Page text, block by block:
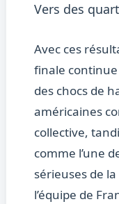
Vers des
Avec ces
finale
des chocs de
américaines
collective,
comme l’une
sérieuses de
l’équipe de